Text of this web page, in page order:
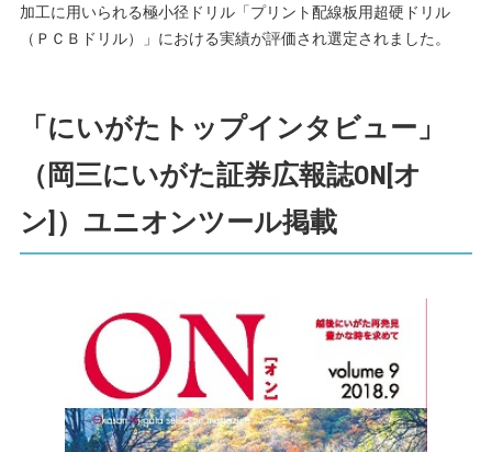
加工に用いられる極小径ドリル「プリント配線板用超硬ドリル
（ＰＣＢドリル）」における実績が評価され選定されました。
「にいがたトップインタビュー」
（岡三にいがた証券広報誌ON[オ
ン]）ユニオンツール掲載